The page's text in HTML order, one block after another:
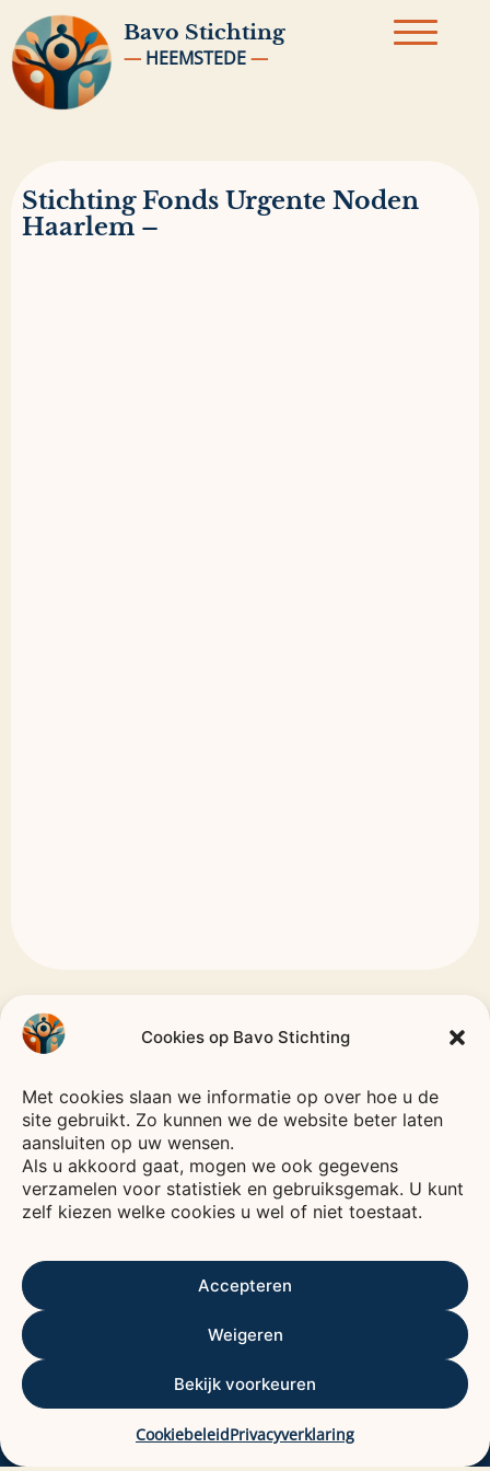
Cookies op Bavo Stichting
Met cookies slaan we informatie op over hoe u de
site gebruikt. Zo kunnen we de website beter laten
aansluiten op uw wensen.
Als u akkoord gaat, mogen we ook gegevens
verzamelen voor statistiek en gebruiksgemak. U kunt
zelf kiezen welke cookies u wel of niet toestaat.
Accepteren
Weigeren
Bekijk voorkeuren
CookiebeleidPrivacyverklaring
Bavo Stichting
—HEEMSTEDE—
Stichting Fonds Urgente Noden
Haarlem –
BESTUUR
Bavo Stichting
—HEEMSTEDE—
Voor een leven vol verbinding, plezier en zorg.
De Bavo stichting is een fonds waarvan het
van het welzijn van ouderen, voornamelijk in
Kennemerland.
ALGEMEEN NUT BEOGENDE INSTELLING
Contactgegevens
Bavo stichting